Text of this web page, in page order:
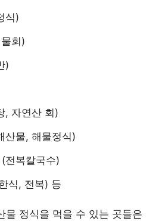
식)
회)
)
, 자연산 회)
산물, 해물정식)
전복칼국수)
식, 전복) 등
물 정식을 먹을 수 있는 곳들은